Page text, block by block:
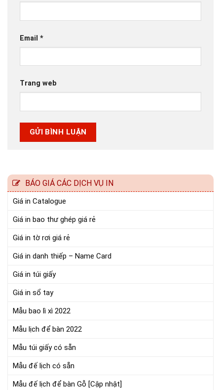
Email *
Trang web
BÁO GIÁ CÁC DỊCH VỤ IN
Giá in Catalogue
Giá in bao thư ghép giá rẻ
Giá in tờ rơi giá rẻ
Giá in danh thiếp – Name Card
Giá in túi giấy
Giá in sổ tay
Mẫu bao lì xì 2022
Mẫu lịch để bàn 2022
Mẫu túi giấy có sẵn
Mẫu đế lịch có sẵn
Mẫu đế lịch để bàn Gỗ [Cập nhật]